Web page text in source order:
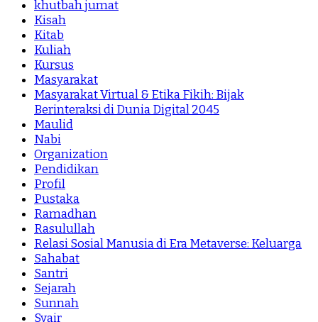
khutbah jumat
Kisah
Kitab
Kuliah
Kursus
Masyarakat
Masyarakat Virtual & Etika Fikih: Bijak
Berinteraksi di Dunia Digital 2045
Maulid
Nabi
Organization
Pendidikan
Profil
Pustaka
Ramadhan
Rasulullah
Relasi Sosial Manusia di Era Metaverse: Keluarga
Sahabat
Santri
Sejarah
Sunnah
Syair